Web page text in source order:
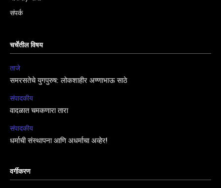
संपर्क
चर्चेतील विषय
ताजे
समरसतेचे युगपुरुष: लोकशाहीर अण्णाभाऊ साठे
संपादकीय
वादळात चमकणारा तारा
संपादकीय
धर्माची संस्थापना आणि अधर्माचा अव्हेर!
वर्गीकरण